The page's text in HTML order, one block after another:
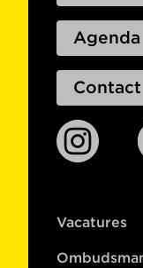
Agenda
Contact
Vacatures